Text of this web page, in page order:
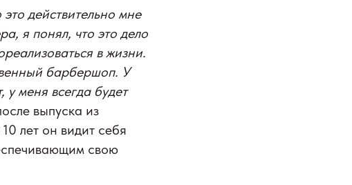
действительно мне
я понял, что это дело
в жизни.
барбершоп. У
у меня всегда будет
выпуска из
лет он видит себя
свою